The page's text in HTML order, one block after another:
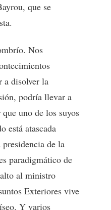
que se
Nos
a disolver la
podría llevar a
uno de los suyos
está atascada
de la
paradigmático de
al ministro
Exteriores vive
Y varios